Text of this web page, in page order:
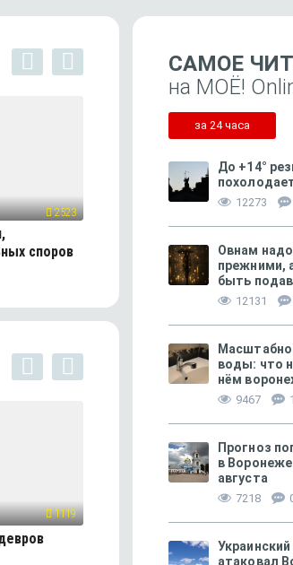
2523
споров
1119
Как пластиковые пакеты
экологии и нашим кошелькам
САМОЕ
на МОЁ!
за 24 часа
До +14°
12273
Овнам
прежними,
быть
12131
воды: что
нём
9467
Прогноз
в Воронеже
августа
7218
атаковал